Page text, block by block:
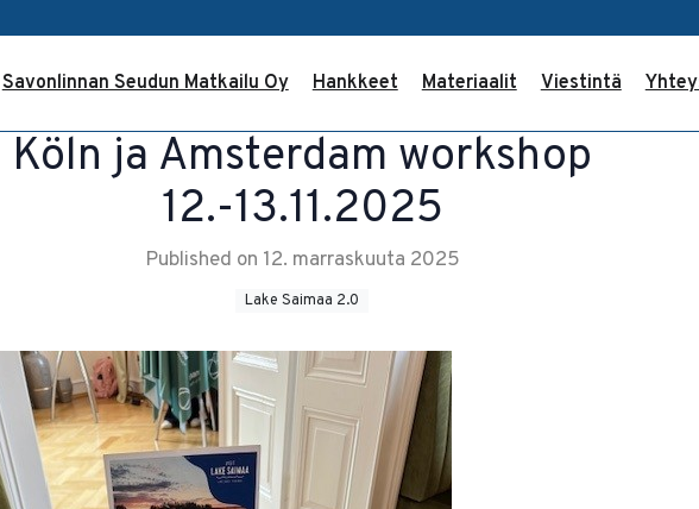
Savonlinnan Seudun Matkailu Oy Hankkeet Materiaalit Viestintä
Köln ja Amsterdam workshop
12.-13.11.2025
Published on 12. marraskuuta 2025
Lake Saimaa 2.0